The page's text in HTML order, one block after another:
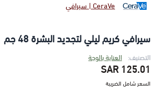
CeraVe | سيرافي
سيرافي كريم ليلي لتجديد البشرة 48 جم
التصنيف: العناية بالوجة
125.01 SAR
السعر شامل الضريبة